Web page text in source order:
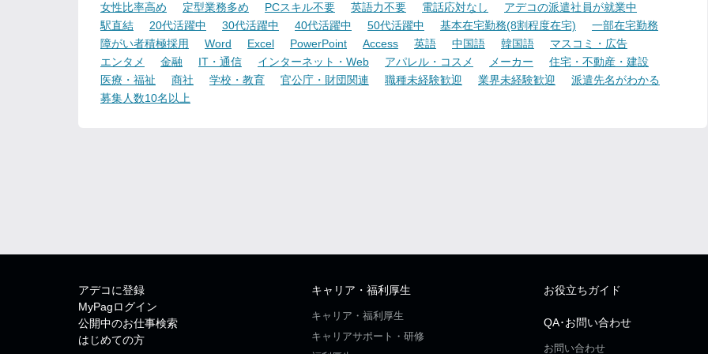
女性比率高め 定型業務多め PCスキル不要 英語力不要 電話応対なし
アデコの派遣社員が就業中
駅直結
20代活躍中 30代活躍中 40代活躍中 50代活躍中 基本在宅勤務(8割程度在宅)
一部在宅勤務
障がい者積極採用
Word Excel PowerPoint Access 英語 中国語 韓国語
マスコミ・広告
エンタメ
金融 IT・通信 インターネット・Web アパレル・コスメ メーカー
住宅・不動産・建設
医療・福祉
商社 学校・教育 官公庁・財団関連 職種未経験歓迎 業界未経験歓迎
派遣先名がわかる
募集人数10名以上
アデコに登録
MyPagログイン
公開中のお仕事検索
はじめての方
キャリア・福利厚生
キャリア・福利厚生
キャリアサポート・研修
お役立ちガイド
QA･お問い合わせ
お問い合わせ